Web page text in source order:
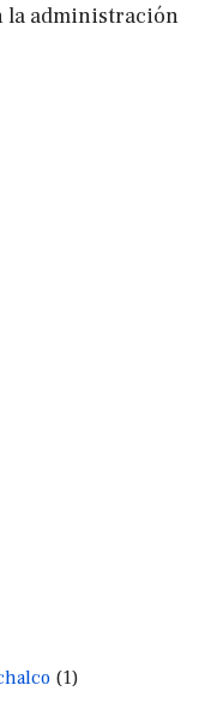
la administración
(1)